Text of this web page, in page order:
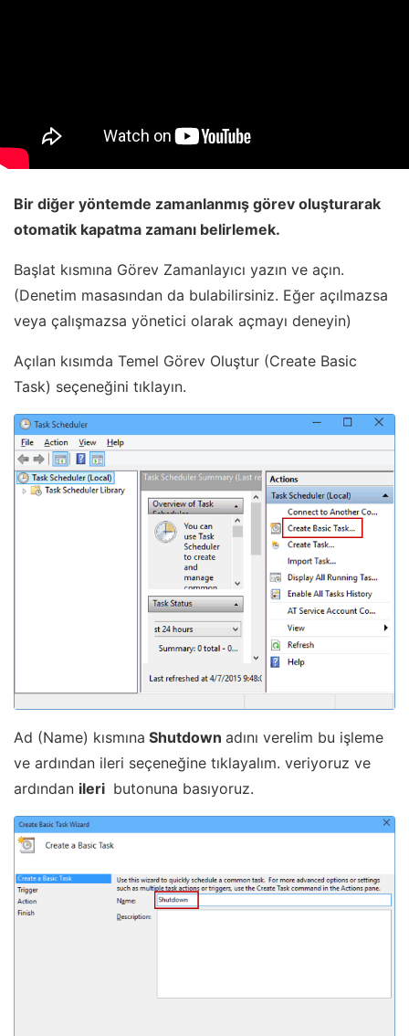
Bir diğer yöntemde zamanlanmış görev oluşturarak
otomatik kapatma zamanı belirlemek.
Başlat kısmına Görev Zamanlayıcı yazın ve açın.
(Denetim masasından da bulabilirsiniz. Eğer açılmazsa
veya çalışmazsa yönetici olarak açmayı deneyin)
Açılan kısımda Temel Görev Oluştur (Create Basic
Task) seçeneğini tıklayın.
Ad (Name) kısmına Shutdown adını verelim bu işleme
ve ardından ileri seçeneğine tıklayalım. veriyoruz ve
ardından ileri butonuna basıyoruz.